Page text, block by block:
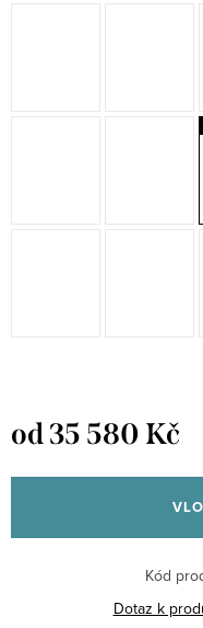
od35 580 Kč
cena:
Kód
Dotaz k